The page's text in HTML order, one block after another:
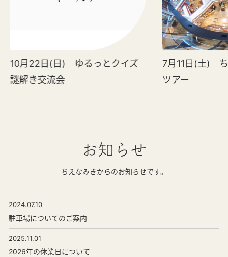
10月22日(日) ゆるっとクイズ
謎解き交流会
7月11日(土)
ツアー
お知らせ
ちえなみきからのお知らせです。
2024.07.10
駐車場についてのご案内
2025.11.01
2026年の休業日について